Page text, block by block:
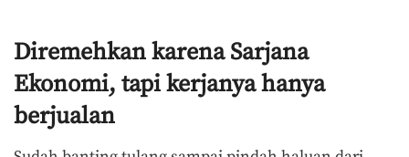
Diremehkan karena Sarjana
Ekonomi, tapi kerjanya hanya
berjualan